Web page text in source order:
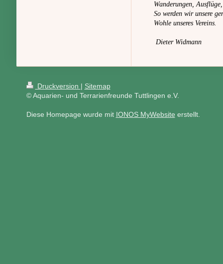
Wanderungen,
So werden wir unsere
Wohle unseres Vereins.
Dieter
Druckversion | Sitemap
© Aquarien- und Terrarienfreunde Tuttlingen e.V.
Diese Homepage wurde mit IONOS MyWebsite erstellt.